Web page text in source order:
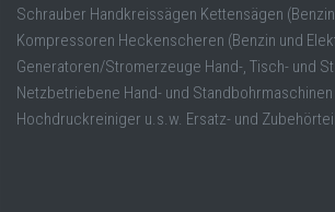
Schrauber Handkreissägen Kettensägen
Kompressoren Heckenscheren (Benzin und
Generatoren/Stromerzeuge Hand-, Tisch- und
Netzbetriebene Hand- und
Hochdruckreiniger u.s.w. Ersatz- und